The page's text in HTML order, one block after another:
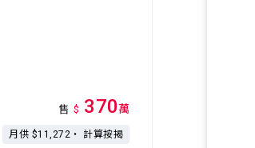
售 $ 370萬
月供 $11,272・ 計算按揭